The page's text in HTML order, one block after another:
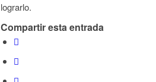
lograrlo.
Compartir esta entrada